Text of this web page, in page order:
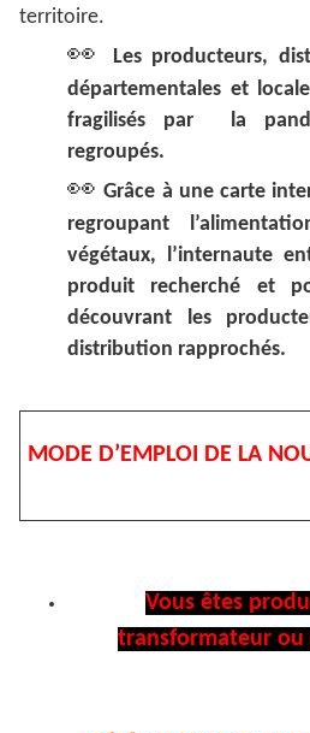
territoire.
👀
Les producteurs,
départementales et
fragilisés par la
regroupés.
👀 Grâce à une carte
regroupant
végétaux, l’internaute
produit recherché et
découvrant les
distribution rapprochés.
MODE D’EMPLOI DE LA
Vous êtes
transformateur